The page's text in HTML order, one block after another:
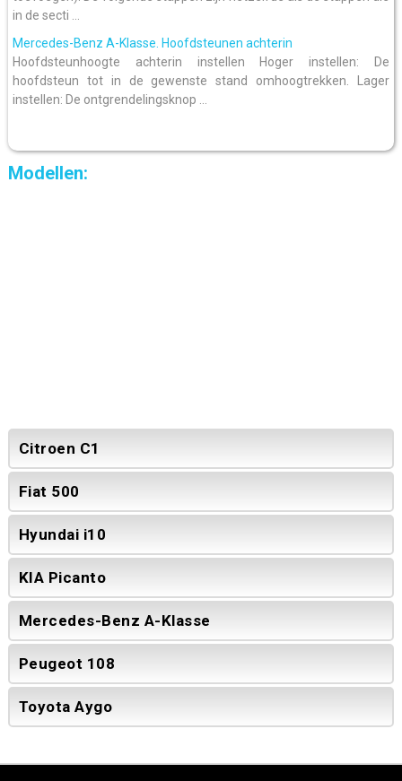
in de secti ...
Mercedes-Benz A-Klasse. Hoofdsteunen achterin
Hoofdsteunhoogte achterin instellen Hoger instellen: De
hoofdsteun tot in de gewenste stand omhoogtrekken. Lager
instellen: De ontgrendelingsknop ...
Modellen:
Citroen C1
Fiat 500
Hyundai i10
KIA Picanto
Mercedes-Benz A-Klasse
Peugeot 108
Toyota Aygo